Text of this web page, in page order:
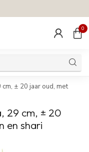
0
± 20 jaar oud, met
29 cm, ± 20
en shari